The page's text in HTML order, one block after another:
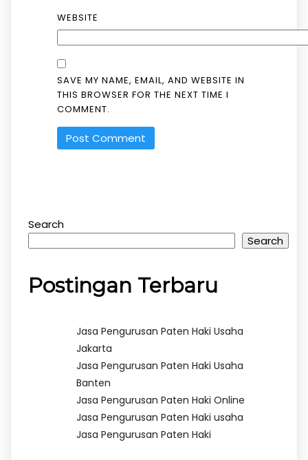
WEBSITE
SAVE MY NAME, EMAIL, AND WEBSITE IN
THIS BROWSER FOR THE NEXT TIME I
COMMENT.
Search
Search
Postingan Terbaru
Jasa Pengurusan Paten Haki Usaha
Jakarta
Jasa Pengurusan Paten Haki Usaha
Banten
Jasa Pengurusan Paten Haki Online
Jasa Pengurusan Paten Haki usaha
Jasa Pengurusan Paten Haki